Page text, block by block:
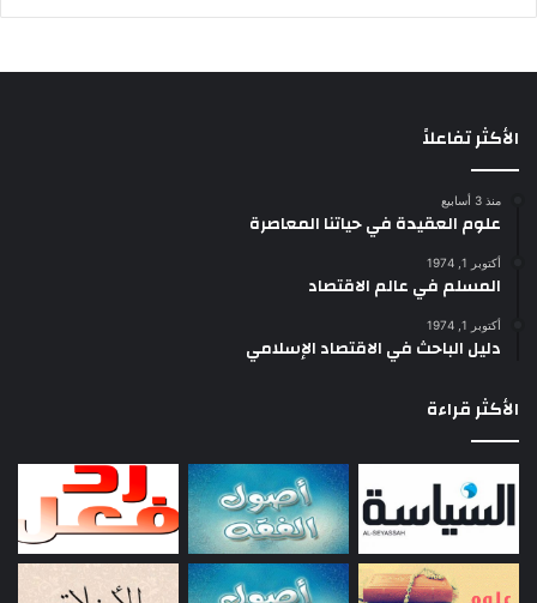
الأكثر تفاعلاً
منذ 3 أسابيع
علوم العقيدة في حياتنا المعاصرة
أكتوبر 1, 1974
المسلم في عالم الاقتصاد
أكتوبر 1, 1974
دليل الباحث في الاقتصاد الإسلامي
الأكثر قراءة